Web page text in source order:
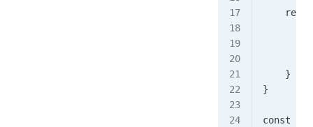
    }
}
const